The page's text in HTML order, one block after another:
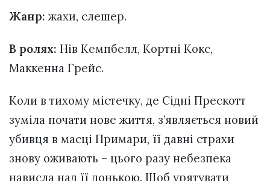
Жанр:жахи, слешер.
В ролях: Нів Кемпбелл, Кортні Кокс,
Маккенна Грейс.
Коли в тихому містечку, де Сідні Прескотт
зуміла почати нове життя, з’являється новий
убивця в масці Примари, її давні страхи
знову оживають – цього разу небезпека
нависла над її донькою. Щоб урятувати